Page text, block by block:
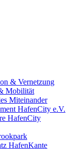
& Vernetzung
Mobilität
Miteinander
HafenCity e.V.
HafenCity
HafenKante